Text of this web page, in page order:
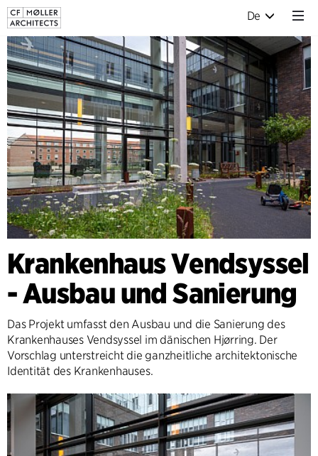
De
Krankenhaus Vendsyssel
- Ausbau und Sanierung
Das Projekt umfasst den Ausbau und die Sanierung des
Krankenhauses Vendsyssel im dänischen Hjørring. Der
Vorschlag unterstreicht die ganzheitliche architektonische
Identität des Krankenhauses.